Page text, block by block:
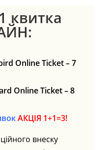
квитка
Online Ticket– 7
Online Ticket – 8
АКЦІЯ 1+1=3!
внеску